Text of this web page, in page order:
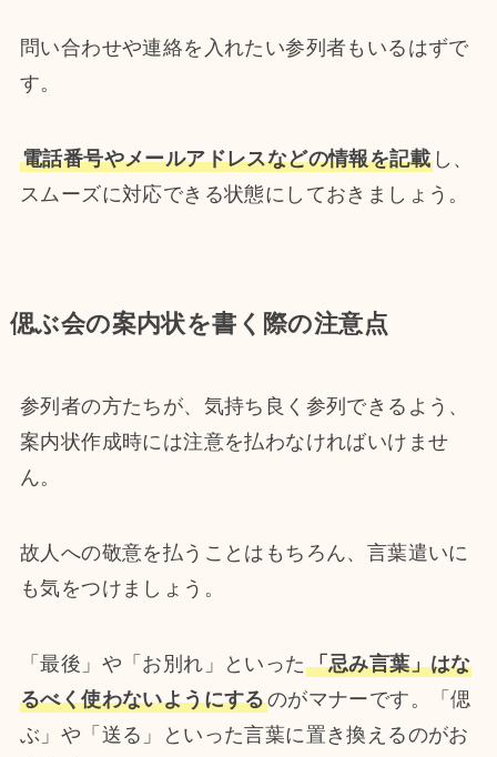
問い合わせや連絡を入れたい参列者もいるはずで
す。
電話番号やメールアドレスなどの情報を記載し、
スムーズに対応できる状態にしておきましょう。
偲ぶ会の案内状を書く際の注意点
参列者の方たちが、気持ち良く参列できるよう、
案内状作成時には注意を払わなければいけませ
ん。
故人への敬意を払うことはもちろん、言葉遣いに
も気をつけましょう。
「最後」や「お別れ」といった 「忌み言葉」はな
るべく使わないようにするのがマナーです。「偲
ぶ」や「送る」といった言葉に置き換えるのがお